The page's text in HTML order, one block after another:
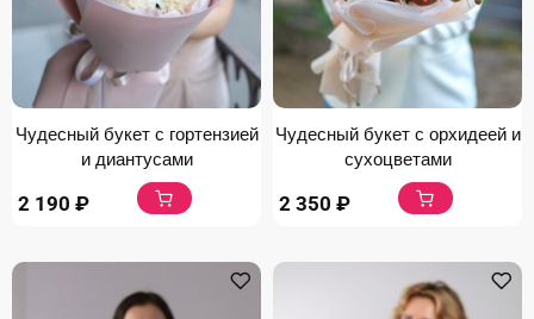
Чудесный букет с гортензией
и диантусами
2 190 ₽
Чудесный букет с орхидеей и
сухоцветами
2 350 ₽